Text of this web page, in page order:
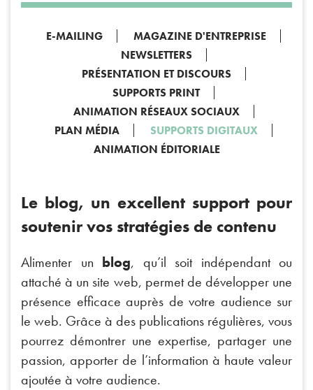
E-MAILING
MAGAZINE D'ENTREPRISE
NEWSLETTERS
PRÉSENTATION ET DISCOURS
SUPPORTS PRINT
ANIMATION RÉSEAUX SOCIAUX
PLAN MÉDIA
SUPPORTS DIGITAUX
ANIMATION ÉDITORIALE
Le blog, un excellent support pour
soutenir vos stratégies de contenu
Alimenter un blog, qu’il soit indépendant ou
attaché à un site web, permet de développer une
présence efficace auprès de votre audience sur
le web. Grâce à des publications régulières, vous
pourrez démontrer une expertise, partager une
passion, apporter de l’information à haute valeur
ajoutée à votre audience.